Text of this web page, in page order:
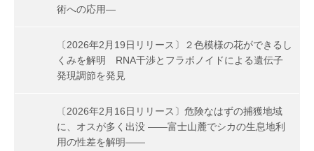
術への応用―
〔2026年2月19日リリース〕２色模様の花ができるし
くみを解明 RNA干渉とフラボノイドによる遺伝子
発現調節を発見
〔2026年2月16日リリース〕危険なはずの捕獲地域
に、オスが多く出没 ――富士山麓でシカの生息地利
用の性差を解明――